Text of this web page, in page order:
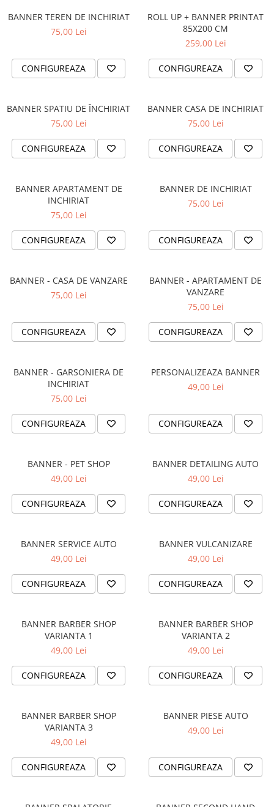
OPEL
SEAT
SKODA
VOLVO
STICKERE STALPI
STALPI MARCI AUTO
TOP VANZARI
STICKERE STALPI SI GEAM MIC
STICKERE CAMUFLAJ
STICKERE PENTRU FIRME
STICKERE MARI
MAN
MERCEDES CAMIOANE
VOLVO CAMIOANE
STICKERE MOTO/ATV
18+ STICKER
4X4/OFF ROAD STICKER
CAR AUDIO
DRIFT
PAUL WALKER STICKER
PENTRU FETE
PRODUSE IN TRENDING
STICKERE CAPAC REZERVOR
STICKERE CRĂCIUN
STICKERE CU ANIMALE
STICKERE GEAM MIC
STICKERE PENTRU CAPOTA
STICKERE PENTRU LATERALE
STICKERE PERSONALIZATE
STICKERE PRINTATE
PENTRU PASIONATII AUTO
TRICOURI AMUZANTE
TRICOURI CU MESAJE
TRICOURI CUPLURI/TINERI
CASATORITI
TRICOURI DAMA
TRICOURI IUBITORI DE CAINI
TRICOURI JDM
TRICOURI MOTO/ATV
TRICOURI OFF ROAD/4X4
TRICOURI PENTRU SOFERI DE
TRICOURI PESCUIT/VANATOARE
TRICOURI SOFERI SI SOFERITE
BANNER TEREN DE INCHIRIAT
75,00 Lei
CONFIGUREAZA
ROLL UP + BANNER PRINTAT
85X200 CM
259,00 Lei
CONFIGUREAZA
BANNER SPATIU DE ÎNCHIRIAT
75,00 Lei
CONFIGUREAZA
BANNER CASA DE INCHIRIAT
75,00 Lei
CONFIGUREAZA
BANNER APARTAMENT DE
INCHIRIAT
75,00 Lei
CONFIGUREAZA
BANNER DE INCHIRIAT
75,00 Lei
CONFIGUREAZA
BANNER - CASA DE VANZARE
75,00 Lei
CONFIGUREAZA
BANNER - APARTAMENT DE
VANZARE
75,00 Lei
CONFIGUREAZA
BANNER - GARSONIERA DE
INCHIRIAT
75,00 Lei
CONFIGUREAZA
PERSONALIZEAZA BANNER
49,00 Lei
CONFIGUREAZA
BANNER - PET SHOP
49,00 Lei
CONFIGUREAZA
BANNER DETAILING AUTO
49,00 Lei
CONFIGUREAZA
BANNER SERVICE AUTO
49,00 Lei
CONFIGUREAZA
BANNER VULCANIZARE
49,00 Lei
CONFIGUREAZA
BANNER BARBER SHOP
VARIANTA 1
49,00 Lei
CONFIGUREAZA
BANNER BARBER SHOP
VARIANTA 2
49,00 Lei
CONFIGUREAZA
BANNER BARBER SHOP
VARIANTA 3
49,00 Lei
CONFIGUREAZA
BANNER PIESE AUTO
49,00 Lei
CONFIGUREAZA